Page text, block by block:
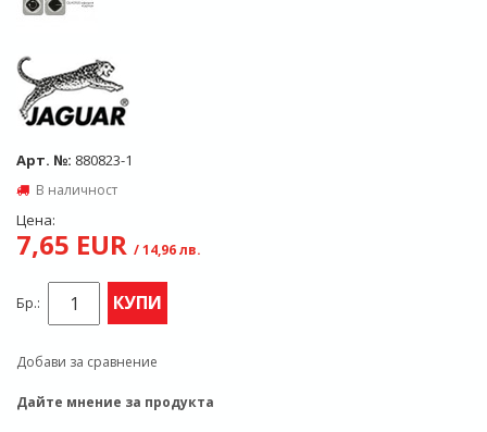
Арт. №: 880823-1
В наличност
Цена:
7,65 EUR / 14,96 лв.
Бр.: КУПИ
Добави за сравнение
Дайте мнение за продукта